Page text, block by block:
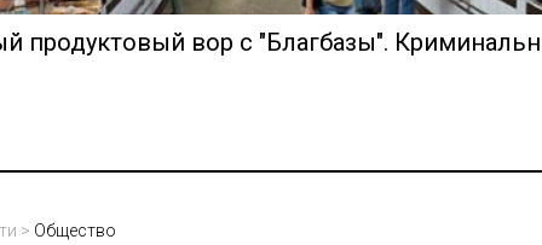
продуктовый вор с "Благбазы".
> Общество